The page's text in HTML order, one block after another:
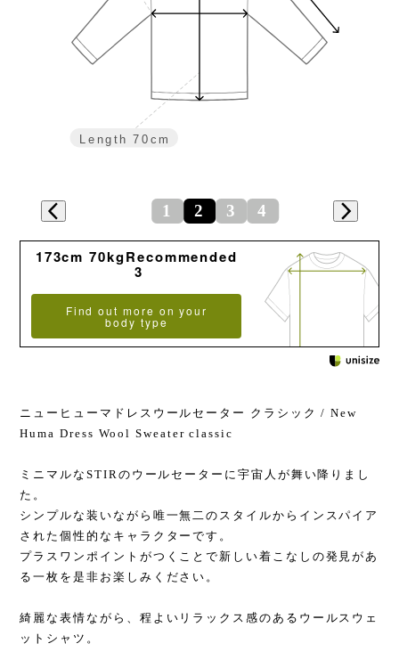
Length 70cm
1 2 3 4
173cm 70kgRecommended
3
Find out more on your
body type
ニューヒューマドレスウールセーター クラシック / New
Huma Dress Wool Sweater classic
ミニマルなSTIRのウールセーターに宇宙人が舞い降りまし
た。
シンプルな装いながら唯一無二のスタイルからインスパイア
された個性的なキャラクターです。
プラスワンポイントがつくことで新しい着こなしの発見があ
る一枚を是非お楽しみください。
綺麗な表情ながら、程よいリラックス感のあるウールスウェ
ットシャツ。